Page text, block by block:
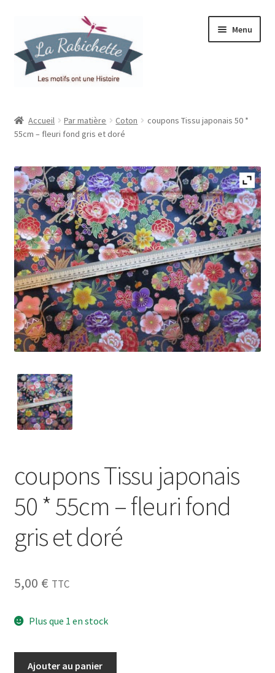
la
navigation
contenu
Menu
Contact
Ma liste de souhaits
Mon espace
Mon compte
Panier
My Account
Wishlist
Panier
Plan du site
Track your order
#6710 (pas de titre)
Qui suis je ?
CGV
Accueil Par matière Coton
coupons Tissu japonais 50 *
55cm – fleuri fond gris et doré
coupons Tissu japonais
50 * 55cm – fleuri fond
gris et doré
5,00 € TTC
Plus que 1 en stock
Ajouter au panier